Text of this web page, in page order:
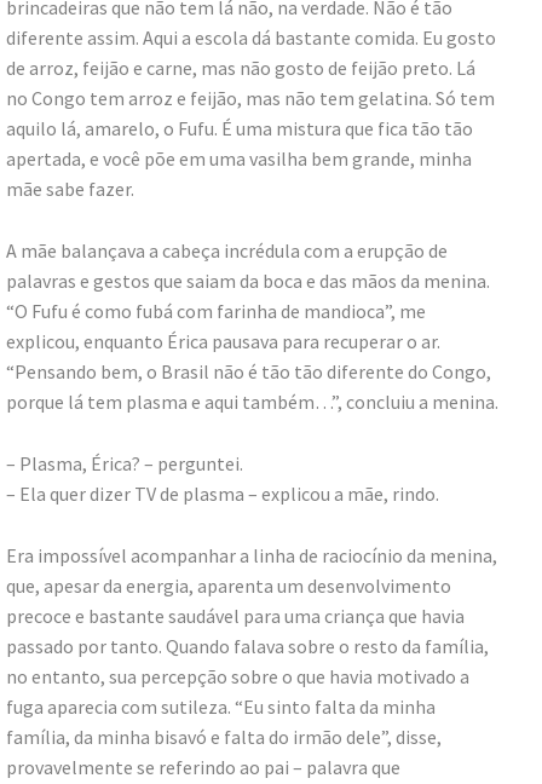
brincadeiras que não tem lá não, na verdade. Não é tão
diferente assim. Aqui a escola dá bastante comida. Eu gosto
de arroz, feijão e carne, mas não gosto de feijão preto. Lá
no Congo tem arroz e feijão, mas não tem gelatina. Só tem
aquilo lá, amarelo, o Fufu. É uma mistura que fica tão tão
apertada, e você põe em uma vasilha bem grande, minha
mãe sabe fazer.
A mãe balançava a cabeça incrédula com a erupção de
palavras e gestos que saiam da boca e das mãos da menina.
“O Fufu é como fubá com farinha de mandioca”, me
explicou, enquanto Érica pausava para recuperar o ar.
“Pensando bem, o Brasil não é tão tão diferente do Congo,
porque lá tem plasma e aqui também…”, concluiu a menina.
– Plasma, Érica? – perguntei.
– Ela quer dizer TV de plasma – explicou a mãe, rindo.
Era impossível acompanhar a linha de raciocínio da menina,
que, apesar da energia, aparenta um desenvolvimento
precoce e bastante saudável para uma criança que havia
passado por tanto. Quando falava sobre o resto da família,
no entanto, sua percepção sobre o que havia motivado a
fuga aparecia com sutileza. “Eu sinto falta da minha
família, da minha bisavó e falta do irmão dele”, disse,
provavelmente se referindo ao pai – palavra que